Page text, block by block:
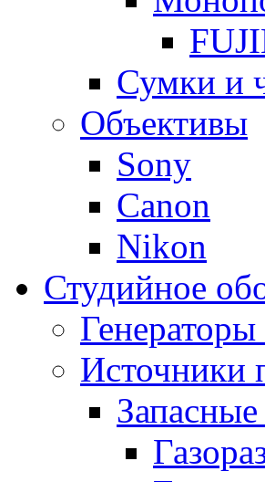
Сумки и
Объективы
Sony
Canon
Nikon
Студийное
Источники